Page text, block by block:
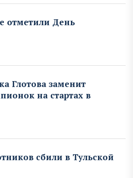
отметили День
Глотова заменит
на стартах в
сбили в Тульской